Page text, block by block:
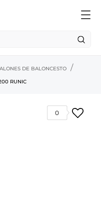
DE BALONCESTO
RUNIC
0